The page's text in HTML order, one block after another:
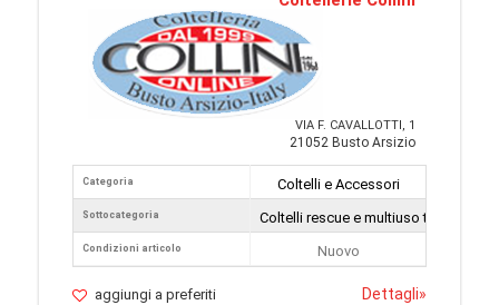
VIA F. CAVALLOTTI, 1
21052 Busto Arsizio
Categoria
Sottocategoria
Condizioni articolo
Coltelli e Accessori
Coltelli rescue e multiuso tattici
Nuovo
aggiungi a preferiti Dettagli»